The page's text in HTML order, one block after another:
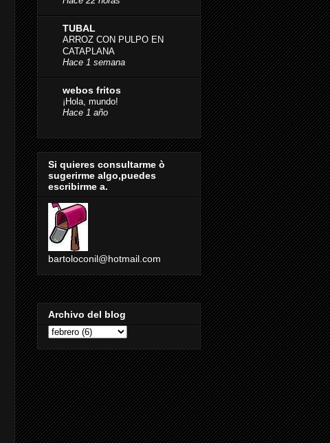
TUBAL
ARROZ CON PULPO EN
CATAPLANA
Hace 1 semana
webos fritos
¡Hola, mundo!
Hace 1 año
Si quieres consultarme ò
sugerirme algo,puedes
escribirme a.
bartoloconil@hotmail.com
Archivo del blog